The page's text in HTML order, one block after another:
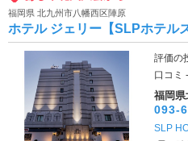
福岡県 北九州市八幡西区陣原
ホテル ジェリー【SLPホテルズ
評価の
口コミ
福岡県
093-
SLP